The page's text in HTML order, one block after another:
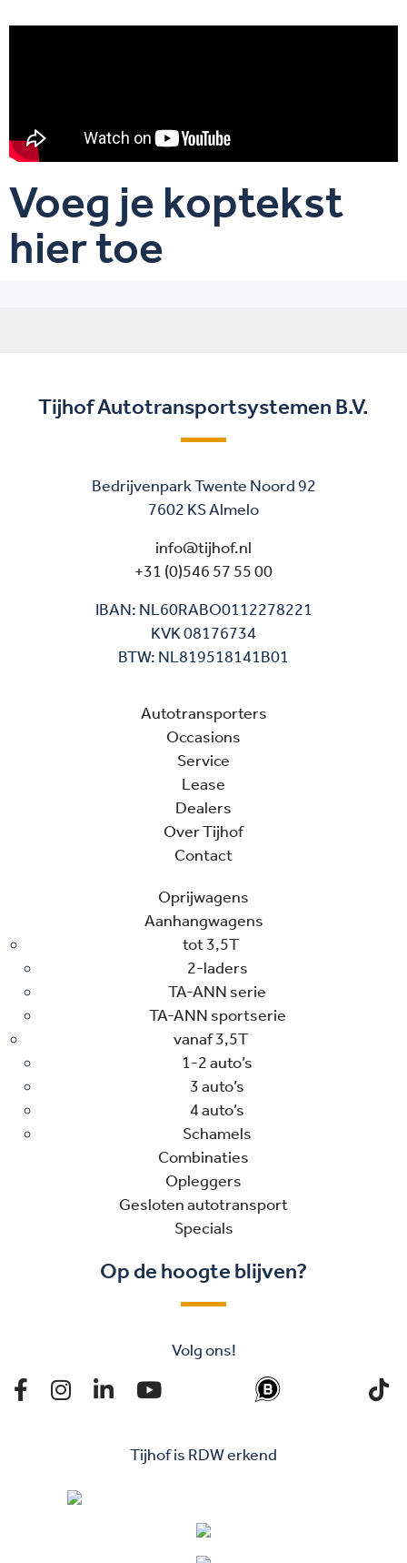
Voeg je koptekst
hier toe
Tijhof Autotransportsystemen B.V.
Bedrijvenpark Twente Noord 92
7602 KS Almelo
info@tijhof.nl
+31 (0)546 57 55 00
IBAN: NL60RABO0112278221
KVK 08176734
BTW: NL819518141B01
Autotransporters
Occasions
Service
Lease
Dealers
Over Tijhof
Contact
Oprijwagens
Aanhangwagens
tot 3,5T
2-laders
TA-ANN serie
TA-ANN sportserie
vanaf 3,5T
1-2 auto’s
3 auto’s
4 auto’s
Schamels
Combinaties
Opleggers
Gesloten autotransport
Specials
Op de hoogte blijven?
Volg ons!
Tijhof is RDW erkend